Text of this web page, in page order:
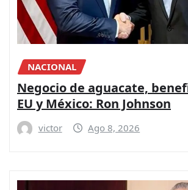
NACIONAL
Negocio de aguacate,
EU y México: Ron Johnson
victor Ago 8, 2026